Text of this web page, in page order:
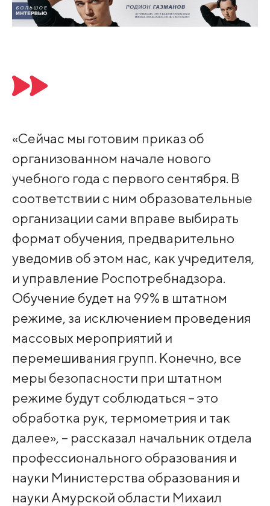
«Сейчас мы готовим приказ об
организованном начале нового
учебного года с первого сентября. В
соответствии с ним образовательные
организации сами вправе выбирать
формат обучения, предварительно
уведомив об этом нас, как учредителя,
и управление Роспотребнадзора.
Обучение будет на 99% в штатном
режиме, за исключением проведения
массовых мероприятий и
перемешивания групп. Конечно, все
меры безопасности при штатном
режиме будут соблюдаться – это
обработка рук, термометрия и так
далее», – рассказал начальник отдела
профессионального образования и
науки Министерства образования и
науки Амурской области Михаил